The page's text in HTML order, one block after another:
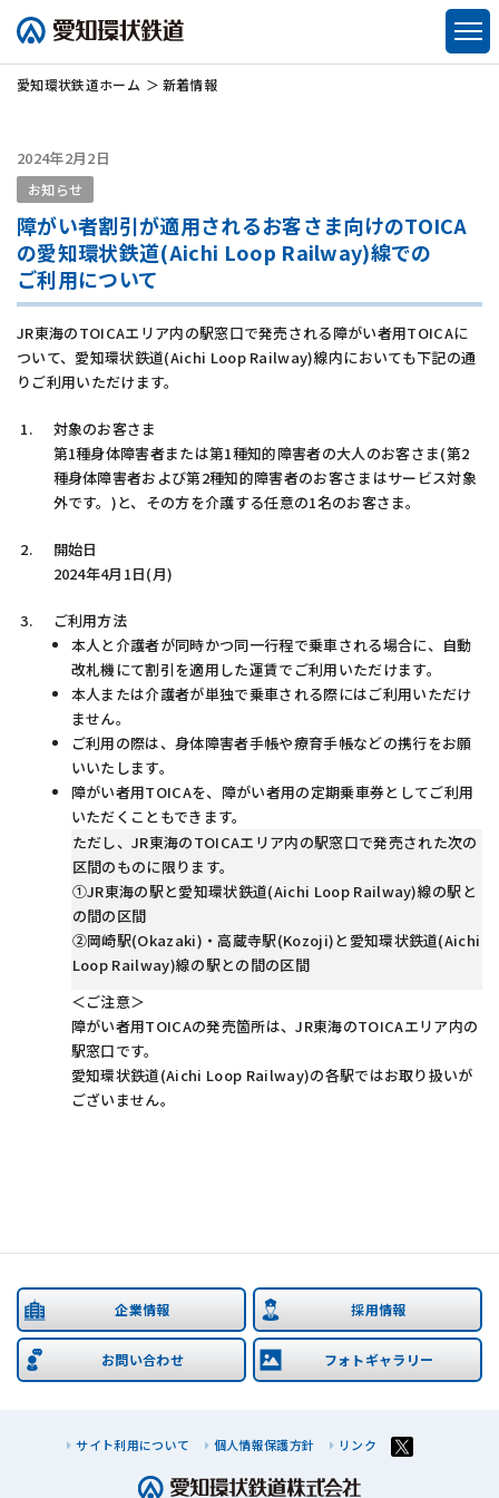
愛知環状鉄道ホーム 新着情報
2024年2月2日
お知らせ
障がい者割引が適用されるお客さま向けのTOICA
の愛知環状鉄道(Aichi Loop Railway)線での
ご利用について
JR東海のTOICAエリア内の駅窓口で発売される障がい者用TOICAに
ついて、 愛知環状鉄道(Aichi Loop Railway)線内においても下記の通
りご利用いただけます。
対象のお客さま
第1種身体障害者または第1種知的障害者の大人のお客さま(第2
種身体障害者および第2種知的障害者のお客さまはサービス対象
外です。)と、その方を介護する任意の1名のお客さま。
開始日
2024年4月1日(月)
ご利用方法
本人と介護者が同時かつ同一行程で乗車される場合に、自動
改札機にて割引を適用した運賃でご利用いただけます。
本人または介護者が単独で乗車される際にはご利用いただけ
ません。
ご利用の際は、身体障害者手帳や療育手帳などの携行をお願
いいたします。
障がい者用TOICAを、障がい者用の定期乗車券としてご利用
いただくこともできます。
ただし、JR東海のTOICAエリア内の駅窓口で発売された次の
区間のものに限ります。
①JR東海の駅と愛知環状鉄道(Aichi Loop Railway)線の駅と
の間の区間
②岡崎駅(Okazaki)・高蔵寺駅(Kozoji)と 愛知環状鉄道(Aichi
Loop Railway)線の駅との間の区間
＜ご注意＞
障がい者用TOICAの発売箇所は、JR東海のTOICAエリア内の
駅窓口です。
愛知環状鉄道(Aichi Loop Railway)の各駅ではお取り扱いが
ございません。
企業情報 採用情報
お問い合わせ フォトギャラリー
サイト利用について 個人情報保護方針 リンク